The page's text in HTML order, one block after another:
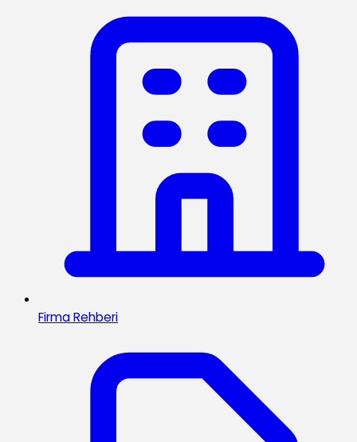
Firma Rehberi